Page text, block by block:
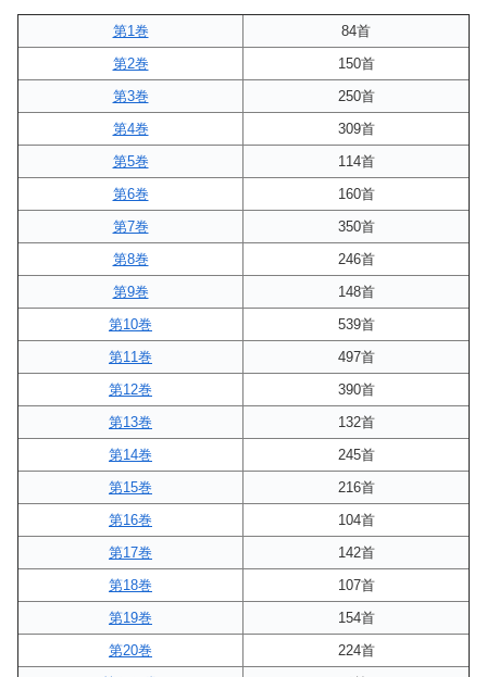
第1巻
84首
第2巻
150首
第3巻
250首
第4巻
309首
第5巻
114首
第6巻
160首
第7巻
350首
第8巻
246首
第9巻
148首
第10巻
539首
第11巻
497首
第12巻
390首
第13巻
132首
第14巻
245首
第15巻
216首
第16巻
104首
第17巻
142首
第18巻
107首
第19巻
154首
第20巻
224首